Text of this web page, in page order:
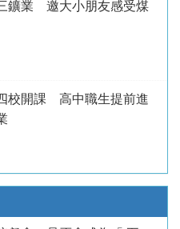
鑛業 邀大小朋友感受煤
校開課 高中職生提前進